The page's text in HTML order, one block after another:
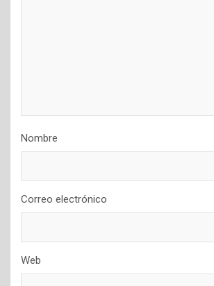
Nombre
Correo electrónico
Web